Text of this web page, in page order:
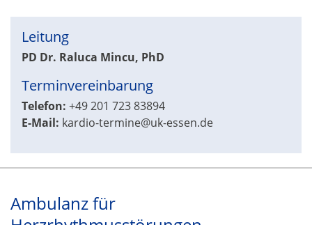
Leitung
PD Dr. Raluca Mincu, PhD
Terminvereinbarung
Telefon: +49 201 723 83894
E-Mail: kardio-termine@uk-essen.de
Ambulanz für